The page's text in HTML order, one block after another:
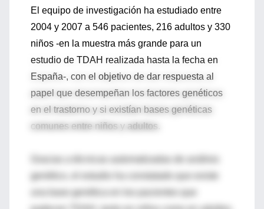
El equipo de investigación ha estudiado entre
2004 y 2007 a 546 pacientes, 216 adultos y 330
niños -en la muestra más grande para un
estudio de TDAH realizada hasta la fecha en
España-, con el objetivo de dar respuesta al
papel que desempeñan los factores genéticos
en el trastorno y si existían bases genéticas
comunes entre niños y adultos.
genético, el estudio ha constatado que existe
una base genética en los pacientes que